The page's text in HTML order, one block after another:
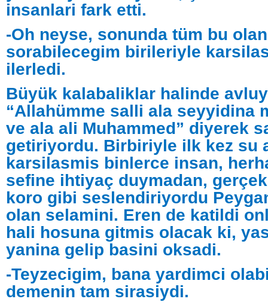
insanlari fark etti.
-Oh neyse, sonunda tüm bu
sorabilecegim birileriyle
ilerledi.
Büyük kalabaliklar halinde
“Allahümme salli ala seyyidina
ve ala ali Muhammed” diyerek
getiriyordu. Birbiriyle ilk kez su
karsilasmis binlerce insan,
sefine ihtiyaç duymadan,
koro gibi seslendiriyordu
olan selamini. Eren de katildi
hali hosuna gitmis olacak ki,
yanina gelip basini oksadi.
-Teyzecigim, bana yardimci
demenin tam sirasiydi.